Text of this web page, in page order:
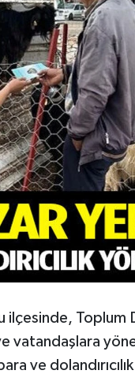
ilçesinde,
vatandaşlara
ve